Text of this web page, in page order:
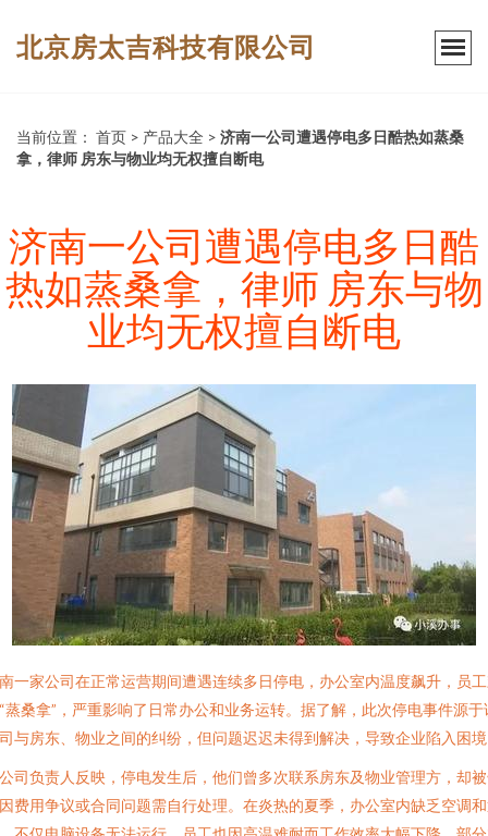
北京房太吉科技有限公司
当前位置： 首页 > 产品大全 > 济南一公司遭遇停电多日酷热如蒸桑
拿，律师 房东与物业均无权擅自断电
济南一公司遭遇停电多日酷
热如蒸桑拿，律师 房东与物
业均无权擅自断电
一家公司在正常运营期间遭遇连续多日停电，办公室内温度飙升，员
蒸桑拿”，严重影响了日常办公和业务运转。据了解，此次停电事件源于
与房东、物业之间的纠纷，但问题迟迟未得到解决，导致企业陷入困
司负责人反映，停电发生后，他们曾多次联系房东及物业管理方，却
费用争议或合同问题需自行处理。在炎热的夏季，办公室内缺乏空调